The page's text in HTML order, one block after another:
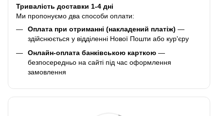
Тривалість доставки 1-4 дні
Ми пропонуємо два способи оплати:
Оплата при отриманні (накладений платіж) —
здійснюється у відділенні Нової Пошти або кур'єру
Онлайн-оплата банківською карткою —
безпосередньо на сайті під час оформлення
замовлення